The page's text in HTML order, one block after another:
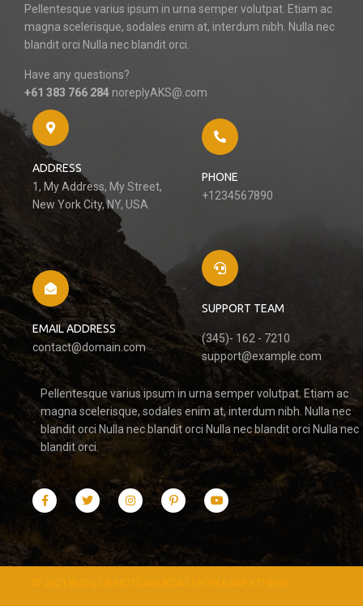
Pellentesque varius ipsum in urna semper volutpat. Etiam ac
magna scelerisque, sodales enim at, interdum nibh. Nulla nec
blandit orci Nulla nec blandit orci.
Have any questions?
+61 383 766 284 noreplyAKS@.com
ADDRESS
1, My Address, My Street,
New York City, NY, USA
PHONE
+1234567890
EMAIL ADDRESS
contact@domain.com
SUPPORT TEAM
(345)- 162 - 7210
support@example.com
Pellentesque varius ipsum in urna semper volutpat. Etiam ac
magna scelerisque, sodales enim at, interdum nibh. Nulla nec
blandit orci Nulla nec blandit orci Nulla nec blandit orci Nulla nec
blandit orci.
© 2021 BLOG DE NOTÍCIAS BOAS | POPULARFX THEME